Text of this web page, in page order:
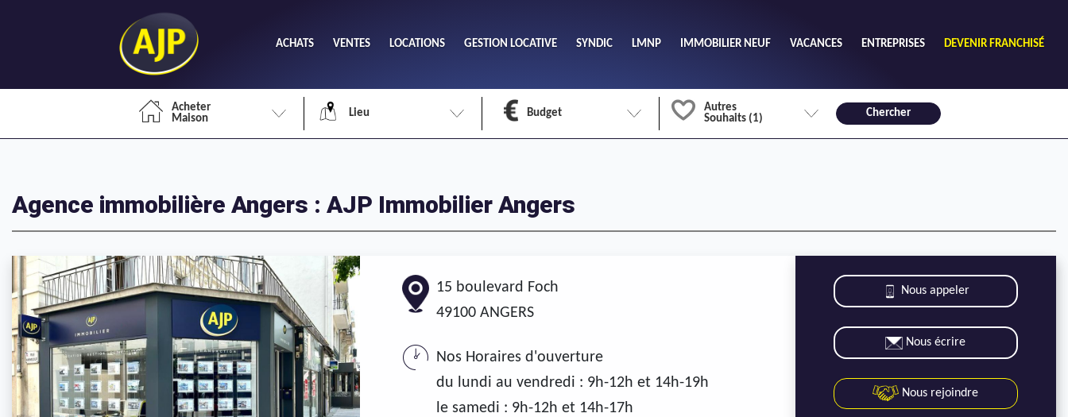
ACHATS VENTES LOCATIONS GESTION LOCATIVE SYNDIC LMNP IMMOBILIER NEUF VACANCES ENTREPRISES DEVENIR FRANCHISÉ
Acheter
Maison
Lieu Budget
Autres
Souhaits (1)
m²
Chercher
Agence immobilière Angers : AJP Immobilier Angers
15 boulevard Foch
49100 ANGERS
Nos Horaires d'ouverture
du lundi au vendredi : 9h-12h et 14h-19h
le samedi : 9h-12h et 14h-17h
Nous appeler
Nous écrire
Nous rejoindre